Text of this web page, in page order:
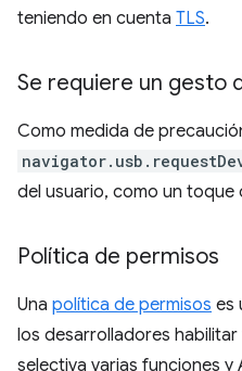
teniendo en cuenta TLS.
Se requiere un gesto
Como medida de
del usuario, como un toque
Política de permisos
Una política de permisos es
los desarrolladores
selectiva varias funciones y